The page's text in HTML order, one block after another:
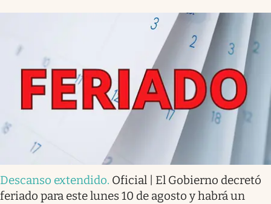
Descanso extendido. Oficial | El Gobierno decretó
feriado para este lunes 10 de agosto y habrá un